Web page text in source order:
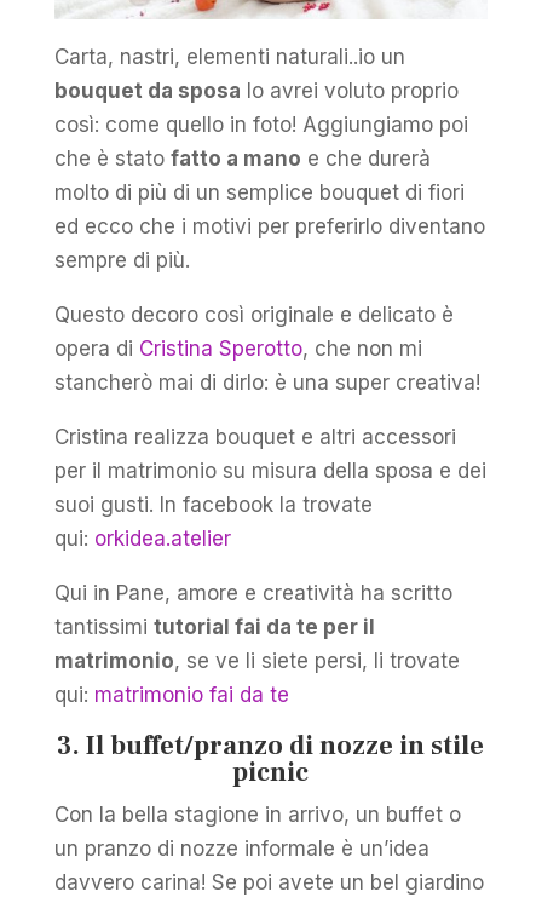
Carta, nastri, elementi naturali..io un
bouquet da sposa lo avrei voluto proprio
così: come quello in foto! Aggiungiamo poi
che è stato fatto a mano e che durerà
molto di più di un semplice bouquet di fiori
ed ecco che i motivi per preferirlo diventano
sempre di più.
Questo decoro così originale e delicato è
opera di Cristina Sperotto, che non mi
stancherò mai di dirlo: è una super creativa!
Cristina realizza bouquet e altri accessori
per il matrimonio su misura della sposa e dei
suoi gusti. In facebook la trovate
qui: orkidea.atelier
Qui in Pane, amore e creatività ha scritto
tantissimi tutorial fai da te per il
matrimonio, se ve li siete persi, li trovate
qui: matrimonio fai da te
3. Il buffet/pranzo di nozze in stile
picnic
Con la bella stagione in arrivo, un buffet o
un pranzo di nozze informale è un’idea
davvero carina! Se poi avete un bel giardino